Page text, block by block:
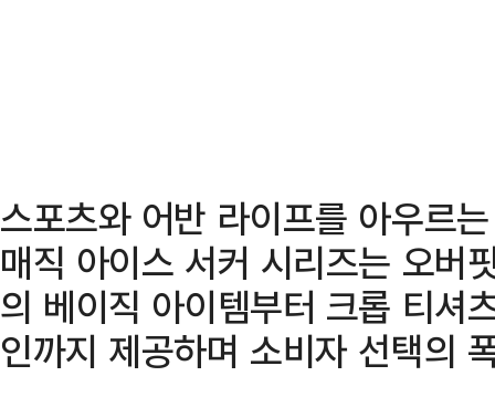
스포츠와 어반 라이프를 아우르
매직 아이스 서커 시리즈는 오버
의 베이직 아이템부터 크롭 티셔
인까지 제공하며 소비자 선택의